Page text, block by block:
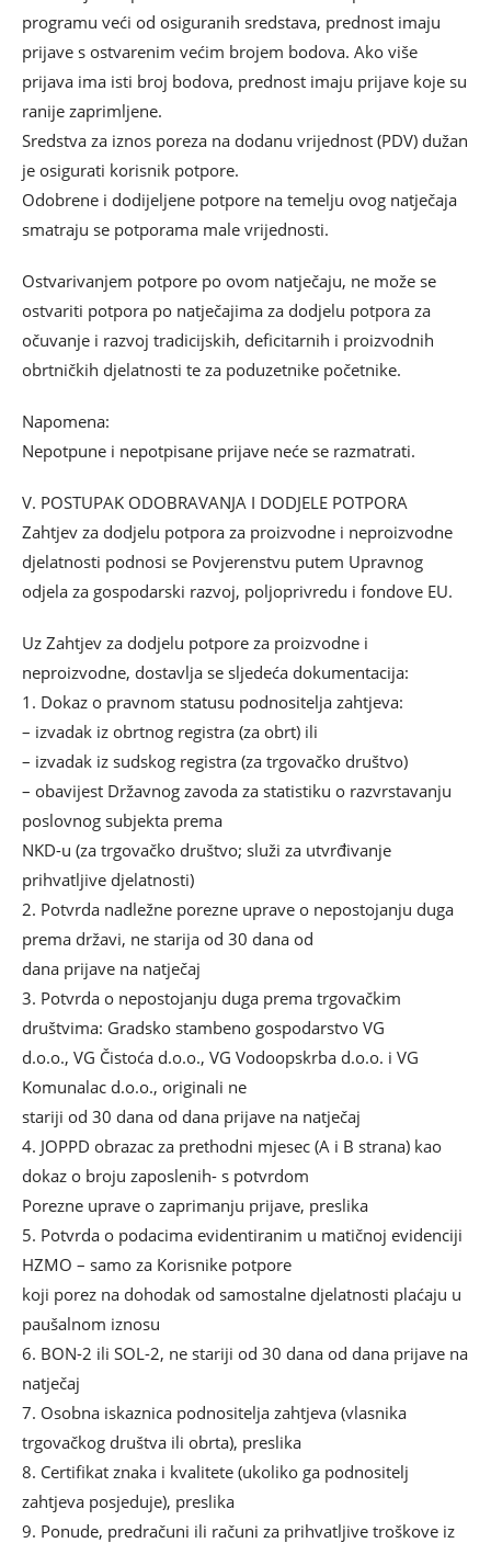
programu veći od osiguranih sredstava, prednost imaju
prijave s ostvarenim većim brojem bodova. Ako više
prijava ima isti broj bodova, prednost imaju prijave koje su
ranije zaprimljene.
Sredstva za iznos poreza na dodanu vrijednost (PDV) dužan
je osigurati korisnik potpore.
Odobrene i dodijeljene potpore na temelju ovog natječaja
smatraju se potporama male vrijednosti.
Ostvarivanjem potpore po ovom natječaju, ne može se
ostvariti potpora po natječajima za dodjelu potpora za
očuvanje i razvoj tradicijskih, deficitarnih i proizvodnih
obrtničkih djelatnosti te za poduzetnike početnike.
Napomena:
Nepotpune i nepotpisane prijave neće se razmatrati.
V. POSTUPAK ODOBRAVANJA I DODJELE POTPORA
Zahtjev za dodjelu potpora za proizvodne i neproizvodne
djelatnosti podnosi se Povjerenstvu putem Upravnog
odjela za gospodarski razvoj, poljoprivredu i fondove EU.
Uz Zahtjev za dodjelu potpore za proizvodne i
neproizvodne, dostavlja se sljedeća dokumentacija:
1. Dokaz o pravnom statusu podnositelja zahtjeva:
– izvadak iz obrtnog registra (za obrt) ili
– izvadak iz sudskog registra (za trgovačko društvo)
– obavijest Državnog zavoda za statistiku o razvrstavanju
poslovnog subjekta prema
NKD-u (za trgovačko društvo; služi za utvrđivanje
prihvatljive djelatnosti)
2. Potvrda nadležne porezne uprave o nepostojanju duga
prema državi, ne starija od 30 dana od
dana prijave na natječaj
3. Potvrda o nepostojanju duga prema trgovačkim
društvima: Gradsko stambeno gospodarstvo VG
d.o.o., VG Čistoća d.o.o., VG Vodoopskrba d.o.o. i VG
Komunalac d.o.o., originali ne
stariji od 30 dana od dana prijave na natječaj
4. JOPPD obrazac za prethodni mjesec (A i B strana) kao
dokaz o broju zaposlenih- s potvrdom
Porezne uprave o zaprimanju prijave, preslika
5. Potvrda o podacima evidentiranim u matičnoj evidenciji
HZMO – samo za Korisnike potpore
koji porez na dohodak od samostalne djelatnosti plaćaju u
paušalnom iznosu
6. BON-2 ili SOL-2, ne stariji od 30 dana od dana prijave na
natječaj
7. Osobna iskaznica podnositelja zahtjeva (vlasnika
trgovačkog društva ili obrta), preslika
8. Certifikat znaka i kvalitete (ukoliko ga podnositelj
zahtjeva posjeduje), preslika
9. Ponude, predračuni ili računi za prihvatljive troškove iz